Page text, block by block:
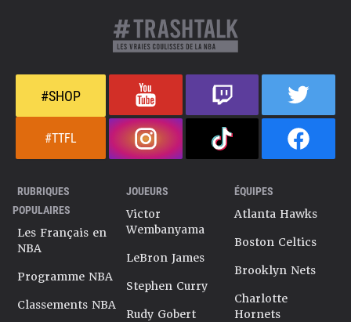
#SHOP
#TTFL
RUBRIQUES
POPULAIRES
Les Français en
NBA
Programme NBA
Classements NBA
JOUEURS
Victor
Wembanyama
LeBron James
Stephen Curry
Rudy Gobert
ÉQUIPES
Atlanta Hawks
Boston Celtics
Brooklyn Nets
Charlotte
Hornets